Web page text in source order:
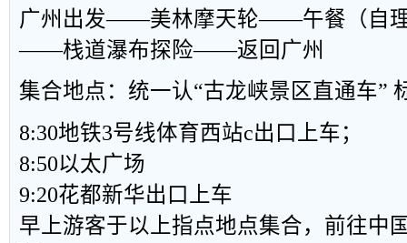
广州出发——美林摩天轮——午餐（自
——栈道瀑布探险——返回广州
集合地点：统一认“古龙峡景区直通车”
8:30地铁3号线体育西站c出口上
8:50以太广场
9:20花都新华出口上车
早上游客于以上指点地点集合，前往